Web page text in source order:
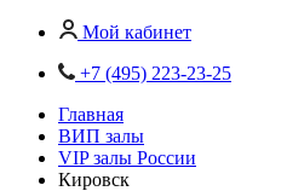
Мой кабинет
+7 (495) 223-23-25
Главная
ВИП залы
VIP залы России
Кировск